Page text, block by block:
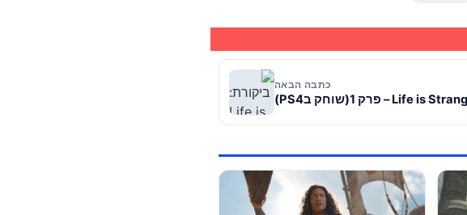
כתבה הבאה